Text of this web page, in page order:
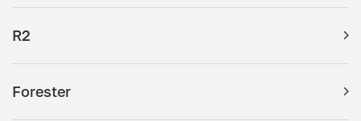
R2
Forester